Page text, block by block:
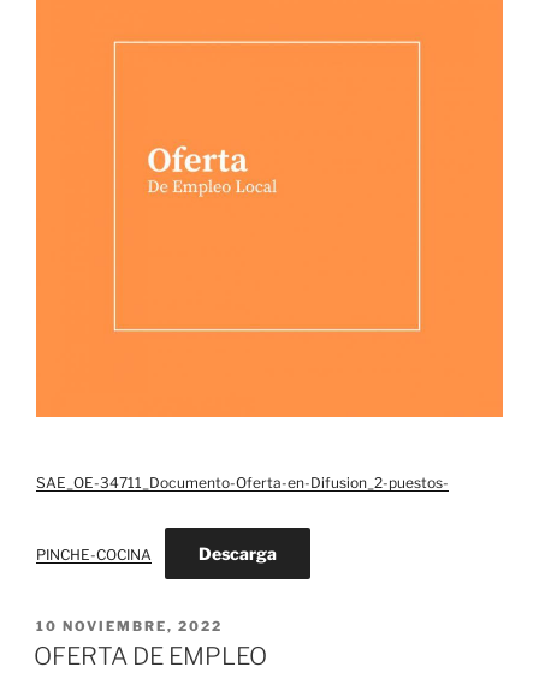
SAE_OE-34711_Documento-Oferta-en-Difusion_2-puestos-
PINCHE-COCINA Descarga
PUBLICADO
EL
10 NOVIEMBRE, 2022
OFERTA DE EMPLEO